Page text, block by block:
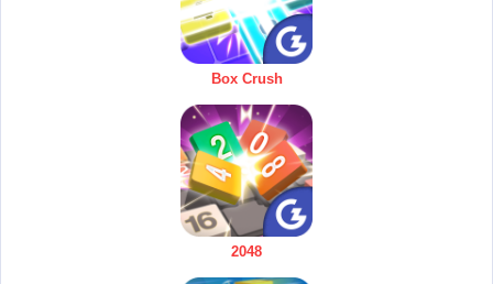
Box Crush
2048